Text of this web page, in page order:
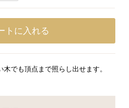
でも頂点まで照らし出せます。